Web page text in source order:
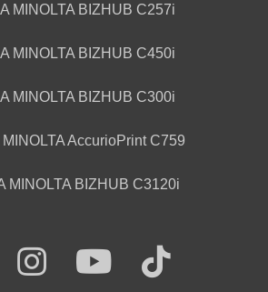
MINOLTA BIZHUB C257i
MINOLTA BIZHUB C450i
MINOLTA BIZHUB C300i
MINOLTA AccurioPrint C759
MINOLTA BIZHUB C3120i